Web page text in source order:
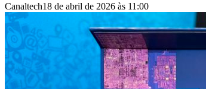
Canaltech18 de abril de 2026 às 11:00